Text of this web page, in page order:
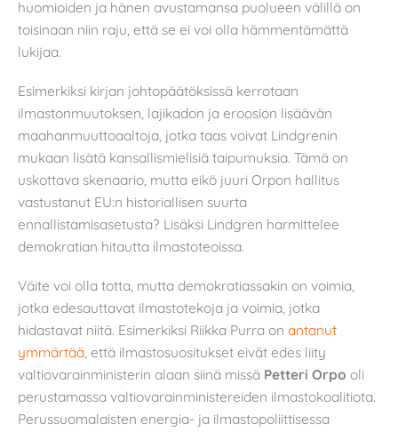
huomioiden ja hänen avustamansa puolueen välillä on
toisinaan niin raju, että se ei voi olla hämmentämättä
lukijaa.
Esimerkiksi kirjan johtopäätöksissä kerrotaan
ilmastonmuutoksen, lajikadon ja eroosion lisäävän
maahanmuuttoaaltoja, jotka taas voivat Lindgrenin
mukaan lisätä kansallismielisiä taipumuksia. Tämä on
uskottava skenaario, mutta eikö juuri Orpon hallitus
vastustanut EU:n historiallisen suurta
ennallistamisasetusta? Lisäksi Lindgren harmittelee
demokratian hitautta ilmastoteoissa.
Väite voi olla totta, mutta demokratiassakin on voimia,
jotka edesauttavat ilmastotekoja ja voimia, jotka
hidastavat niitä. Esimerkiksi Riikka Purra on antanut
ymmärtää , että ilmastosuositukset eivät edes liity
valtiovarainministerin alaan siinä missä Petteri Orpo oli
perustamassa valtiovarainministereiden ilmastokoalitiota.
Perussuomalaisten energia- ja ilmastopoliittisessa